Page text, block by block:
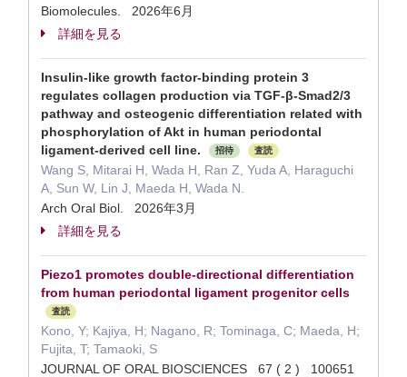
Biomolecules. 2026年6月
詳細を見る
Insulin-like growth factor-binding protein 3
regulates collagen production via TGF-β-Smad2/3
pathway and osteogenic differentiation related with
phosphorylation of Akt in human periodontal
ligament-derived cell line.
招待 査読
Wang S, Mitarai H, Wada H, Ran Z, Yuda A, Haraguchi
A, Sun W, Lin J, Maeda H, Wada N.
Arch Oral Biol. 2026年3月
詳細を見る
Piezo1 promotes double-directional differentiation
from human periodontal ligament progenitor cells
査読
Kono, Y; Kajiya, H; Nagano, R; Tominaga, C; Maeda, H;
Fujita, T; Tamaoki, S
JOURNAL OF ORAL BIOSCIENCES 67 ( 2 ) 100651